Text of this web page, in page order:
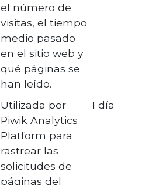
el número de
visitas, el tiempo
medio pasado
en el sitio web y
qué páginas se
han leído.
Utilizada por
Piwik Analytics
Platform para
rastrear las
solicitudes de
páginas del
1 día